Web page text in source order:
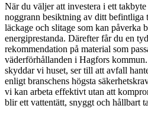
När du väljer att investera i ett
noggrann besiktning av ditt befintliga
läckage och slitage som kan påverka
energiprestanda. Därefter får du en
rekommendation på material som
väderförhållanden i Hagfors
skyddar vi huset, ser till att avfall
enligt branschens högsta
vi kan arbeta effektivt utan att
blir ett vattentätt, snyggt och hållbart